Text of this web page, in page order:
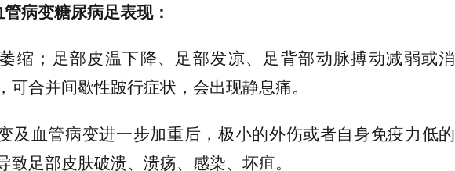
病变糖尿病足表现：
缩；足部皮温下降、足部发凉、足背部动脉搏动减弱或消
可合并间歇性跛行症状，会出现静息痛。
及血管病变进一步加重后，极小的外伤或者自身免疫力低的
致足部皮肤破溃、溃疡、感染、坏疽。